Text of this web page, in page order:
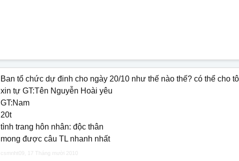
Ban tổ chức dự đinh cho ngày 20/10 như thế nào thế? có thể cho
xin tự GT:Tên Nguyễn Hoài yêu
GT:Nam
20t
tình trang hôn nhân: độc thân
mong được câu TL nhanh nhất
csmnht09 17 Tháng mười 2010